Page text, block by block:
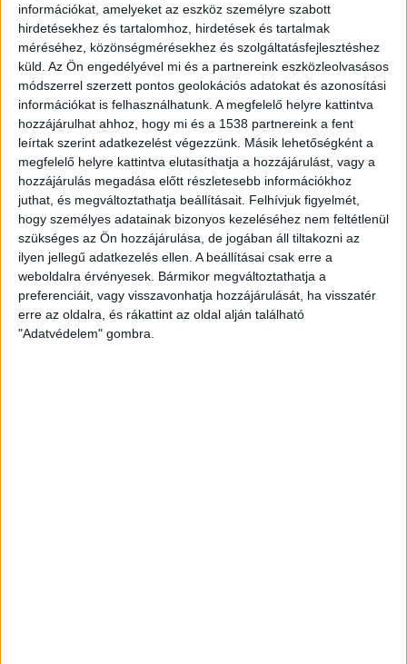
információkat, amelyeket az eszköz személyre szabott
hirdetésekhez és tartalomhoz, hirdetések és tartalmak
méréséhez, közönségmérésekhez és szolgáltatásfejlesztéshez
küld. Az Ön engedélyével mi és a partnereink eszközleolvasásos
módszerrel szerzett pontos geolokációs adatokat és azonosítási
információkat is felhasználhatunk. A megfelelő helyre kattintva
hozzájárulhat ahhoz, hogy mi és a 1538 partnereink a fent
leírtak szerint adatkezelést végezzünk. Másik lehetőségként a
megfelelő helyre kattintva elutasíthatja a hozzájárulást, vagy a
hozzájárulás megadása előtt részletesebb információkhoz
juthat, és megváltoztathatja beállításait. Felhívjuk figyelmét,
hogy személyes adatainak bizonyos kezeléséhez nem feltétlenül
szükséges az Ön hozzájárulása, de jogában áll tiltakozni az
ilyen jellegű adatkezelés ellen. A beállításai csak erre a
weboldalra érvényesek. Bármikor megváltoztathatja a
preferenciáit, vagy visszavonhatja hozzájárulását, ha visszatér
erre az oldalra, és rákattint az oldal alján található
"Adatvédelem" gombra.
Két év sem kellett: máris nyugdíjba küldi utolsó
amerikai villanyautóját a Honda
Kilencmillió alatt indul a legolcsóbb elektromos
Volkswagen